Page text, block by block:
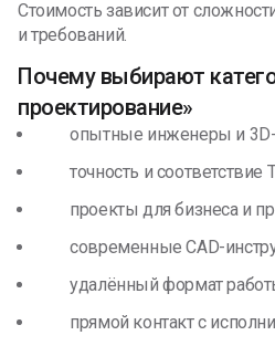
Стоимость зависит от
и требований.
Почему выбирают
проектирование»
опытные инженеры и 3D-
точность и соответствие
проекты для бизнеса и
современные CAD-
удалённый формат
прямой контакт с